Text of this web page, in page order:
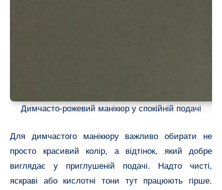
Димчасто-рожевий манікюр у спокійній подачі
Для димчастого манікюру важливо обирати не
просто красивий колір, а відтінок, який добре
виглядає у приглушеній подачі. Надто чисті,
яскраві або кислотні тони тут працюють гірше.